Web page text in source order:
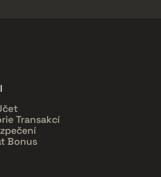
Transakcí
Bonus